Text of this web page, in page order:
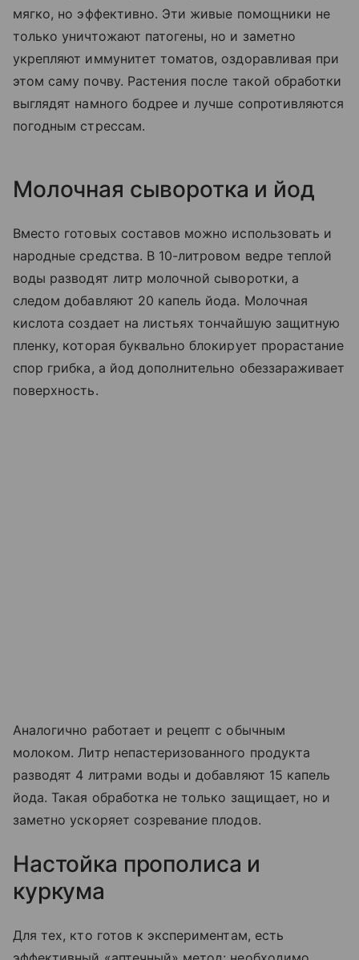
мягко, но эффективно. Эти живые помощники не
только уничтожают патогены, но и заметно
укрепляют иммунитет томатов, оздоравливая при
этом саму почву. Растения после такой обработки
выглядят намного бодрее и лучше сопротивляются
погодным стрессам.
Молочная сыворотка и йод
Вместо готовых составов можно использовать и
народные средства. В 10-литровом ведре теплой
воды разводят литр молочной сыворотки, а
следом добавляют 20 капель йода. Молочная
кислота создает на листьях тончайшую защитную
пленку, которая буквально блокирует прорастание
спор грибка, а йод дополнительно обеззараживает
поверхность.
Аналогично работает и рецепт с обычным
молоком. Литр непастеризованного продукта
разводят 4 литрами воды и добавляют 15 капель
йода. Такая обработка не только защищает, но и
заметно ускоряет созревание плодов.
Настойка прополиса и
куркума
Для тех, кто готов к экспериментам, есть